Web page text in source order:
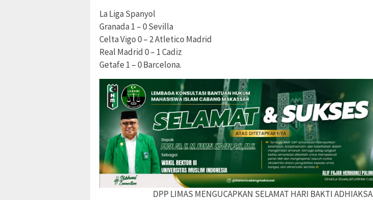
La Liga Spanyol
Granada 1 – 0 Sevilla
Celta Vigo 0 – 2 Atletico Madrid
Real Madrid 0 – 1 Cadiz
Getafe 1 – 0 Barcelona.
DPP LIMAS MENGUCAPKAN SELAMAT HARI BAKTI ADHIAKSA